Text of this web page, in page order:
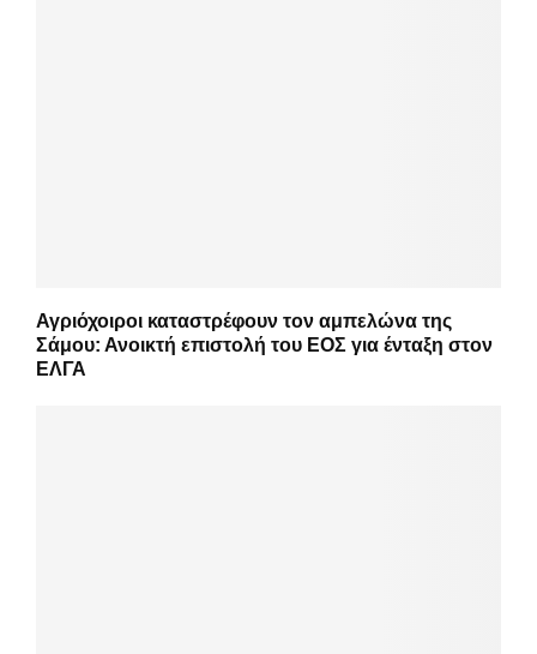
Αγριόχοιροι καταστρέφουν τον αμπελώνα της
Σάμου: Ανοικτή επιστολή του ΕΟΣ για ένταξη στον
ΕΛΓΑ